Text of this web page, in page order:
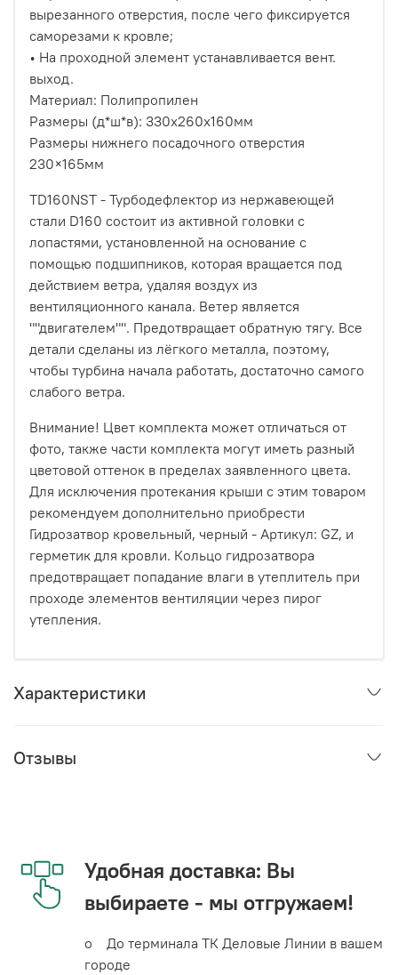
вырезанного отверстия, после чего фиксируется
саморезами к кровле;
• На проходной элемент устанавливается вент.
выход.
Материал: Полипропилен
Размеры (д*ш*в): 330х260х160мм
Размеры нижнего посадочного отверстия
230×165мм
TD160NST - Турбодефлектор из нержавеющей
стали D160 состоит из активной головки с
лопастями, установленной на основание с
помощью подшипников, которая вращается под
действием ветра, удаляя воздух из
вентиляционного канала. Ветер является
""двигателем"". Предотвращает обратную тягу. Все
детали сделаны из лёгкого металла, поэтому,
чтобы турбина начала работать, достаточно самого
слабого ветра.
Внимание! Цвет комплекта может отличаться от
фото, также части комплекта могут иметь разный
цветовой оттенок в пределах заявленного цвета.
Для исключения протекания крыши с этим товаром
рекомендуем дополнительно приобрести
Гидрозатвор кровельный, черный - Артикул: GZ, и
герметик для кровли. Кольцо гидрозатвора
предотвращает попадание влаги в утеплитель при
проходе элементов вентиляции через пирог
утепления.
Характеристики
Отзывы
Удобная доставка: Вы
выбираете - мы отгружаем!
o До терминала ТК Деловые Линии в вашем
городе